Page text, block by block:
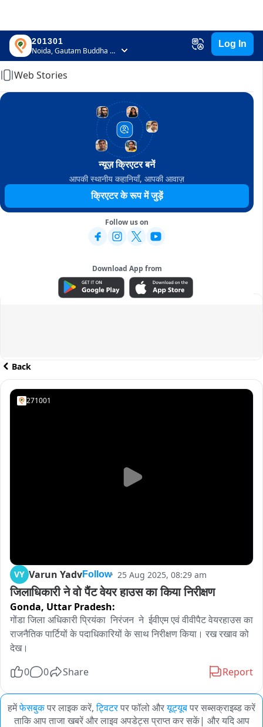
201301
Noida, Gautam Buddha Nagar, Uttar Pradesh
Log In
Home
Web Stories
न्यूज़ क्रिएटर बनें
आपकी स्थानीय कहानियाँ, आपकी आवाज़
क्रिएटर के रूप में जुड़ें
Follow us on
Download App from
ADVERTISEMENT
Back
271001
VY Varun YadvFollow 25 Aug 2025, 08:29 am
जिलाधिकारी ने वो पैंट वेयर हाउस का किया निरीक्षण
Gonda, Uttar Pradesh:
गोंडा जिला अधिकारी प्रियंका  निरंजन  ने  ईवीएम एवं वीवीपैट वेयरहाउस का
राजनैतिक पार्टियों के पदाधिकारियों के साथ निरीक्षण किया। रख रखाव को
देख।
0 0 Share Report
हमेंफेसबुकपर लाइक करें, ट्विटरपर फॉलो औरयूट्यूबपर सब्सक्राइब्ड करें
ताकि आप ताजा खबरें और लाइव अपडेट्स प्राप्त कर सकें| और यदि आप